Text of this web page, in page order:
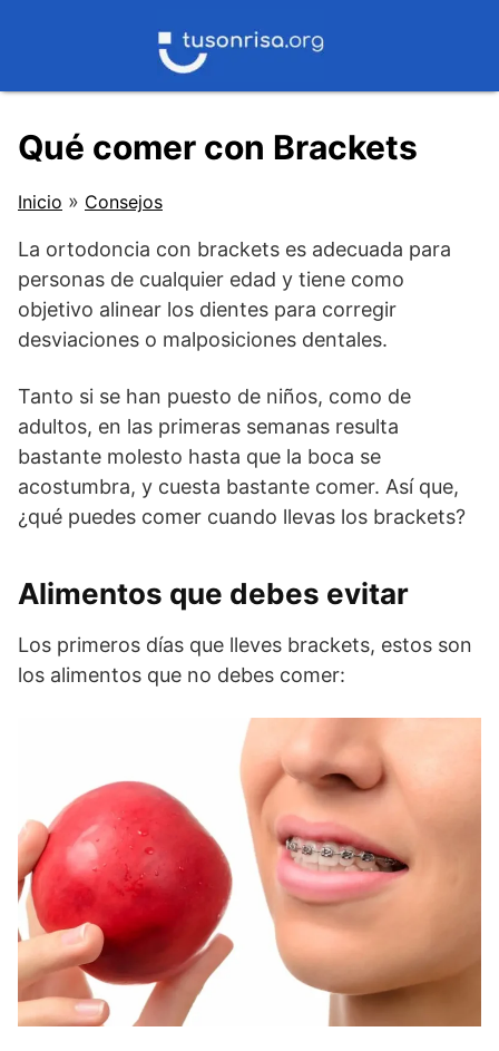
Qué comer con Brackets
Inicio » Consejos
La ortodoncia con brackets es adecuada para
personas de cualquier edad y tiene como
objetivo alinear los dientes para corregir
desviaciones o malposiciones dentales.
Tanto si se han puesto de niños, como de
adultos, en las primeras semanas resulta
bastante molesto hasta que la boca se
acostumbra, y cuesta bastante comer. Así que,
¿qué puedes comer cuando llevas los brackets?
Alimentos que debes evitar
Los primeros días que lleves brackets, estos son
los alimentos que no debes comer: